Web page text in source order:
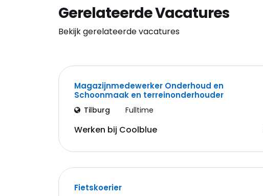
Gerelateerde Vacatures
Bekijk gerelateerde vacatures
Magazijnmedewerker Onderhoud en
Schoonmaak en terreinonderhouder
Tilburg Fulltime
Werken bij Coolblue
Fietskoerier